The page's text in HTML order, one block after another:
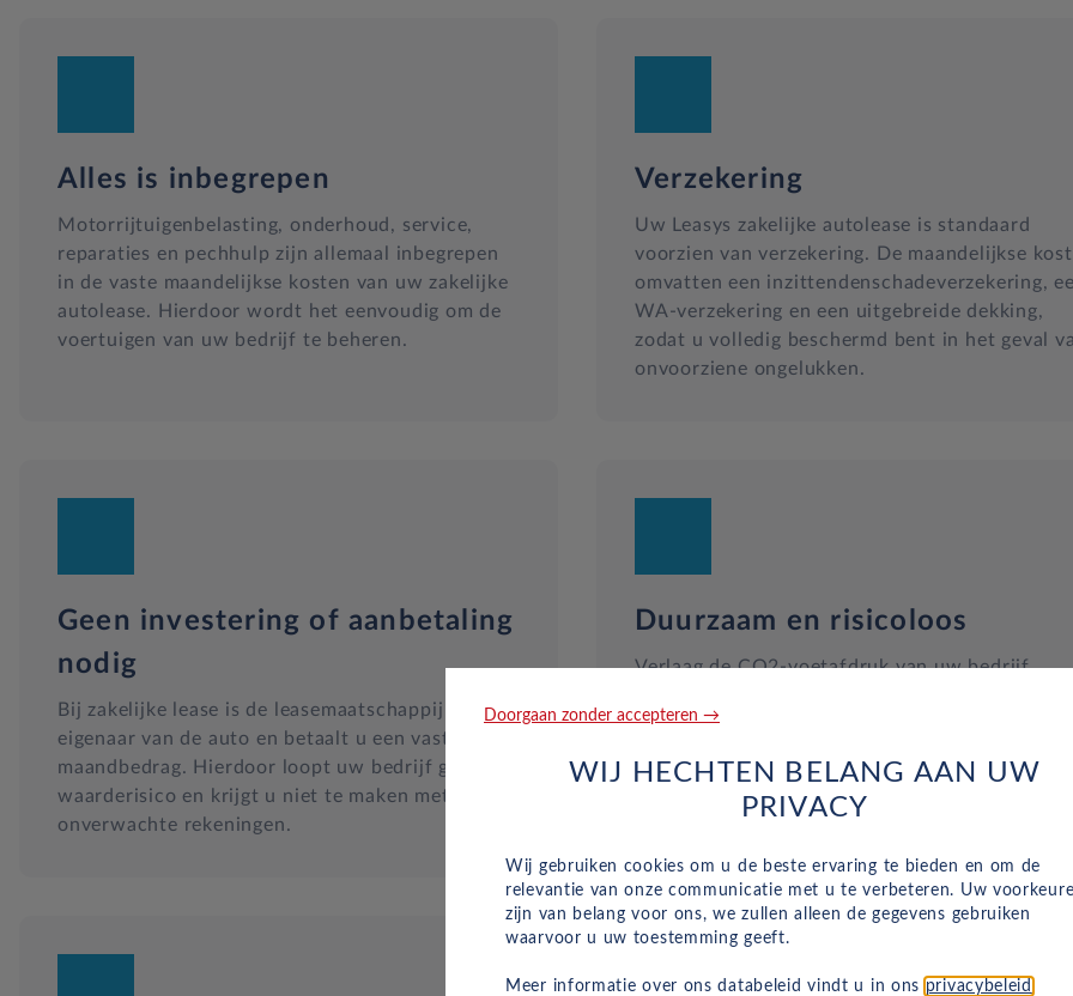
Alles is inbegrepen
Motorrijtuigenbelasting, onderhoud, service,
reparaties en pechhulp zijn allemaal inbegrepen
in de vaste maandelijkse kosten van uw zakelijke
autolease. Hierdoor wordt het eenvoudig om de
voertuigen van uw bedrijf te beheren.
Verzekering
Uw Leasys zakelijke autolease is standaard
voorzien van verzekering. De maandelijkse
omvatten een inzittendenschadeverzekering,
WA-verzekering en een uitgebreide dekking,
zodat u volledig beschermd bent in het geval
onvoorziene ongelukken.
Geen investering of aanbetaling
nodig
Bij zakelijke lease is de leasemaatschappij
eigenaar van de auto en betaalt u een vast
maandbedrag. Hierdoor loopt uw bedrijf geen
waarderisico en krijgt u niet te maken met
onverwachte rekeningen.
Duurzaam en risicoloos
Verlaag de CO2-voetafdruk van uw bedrijf
aanbod aan betaalbare elektrische autoleases
stappen op een milieuvriendelijke vloot.
Doorgaan zonder accepteren →
WIJ HECHTEN BELANG AAN UW
PRIVACY
Wij gebruiken cookies om u de beste ervaring te bieden en om de
relevantie van onze communicatie met u te verbeteren. Uw
zijn van belang voor ons, we zullen alleen de gegevens gebruiken
waarvoor u uw toestemming geeft.
Meer informatie over ons databeleid vindt u in ons privacybeleid